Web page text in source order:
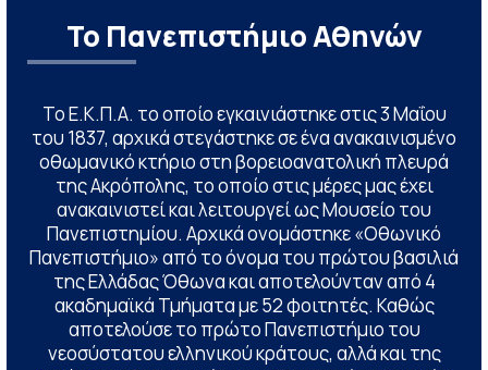
Το Πανεπιστήμιο Αθηνών
Το Ε.Κ.Π.Α. το οποίο εγκαινιάστηκε στις 3 Μαΐου
του 1837, αρχικά στεγάστηκε σε ένα ανακαινισμένο
οθωμανικό κτήριο στη βορειοανατολική πλευρά
της Ακρόπολης, το οποίο στις μέρες μας έχει
ανακαινιστεί και λειτουργεί ως Μουσείο του
Πανεπιστημίου. Αρχικά ονομάστηκε «Οθωνικό
Πανεπιστήμιο» από το όνομα του πρώτου βασιλιά
της Ελλάδας Όθωνα και αποτελούνταν από 4
ακαδημαϊκά Τμήματα με 52 φοιτητές. Καθώς
αποτελούσε το πρώτο Πανεπιστήμιο του
νεοσύστατου ελληνικού κράτους, αλλά και της